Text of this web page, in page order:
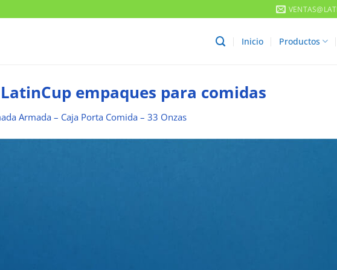
Inicio Productos
empaques para comidas
Armada – Caja Porta Comida – 33 Onzas